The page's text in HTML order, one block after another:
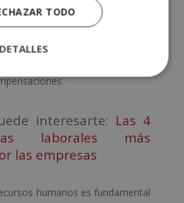
universitarios, existen
en áreas concretas como
interesarte: Las 4
laborales más
las empresas
humanos es fundamental
TODO